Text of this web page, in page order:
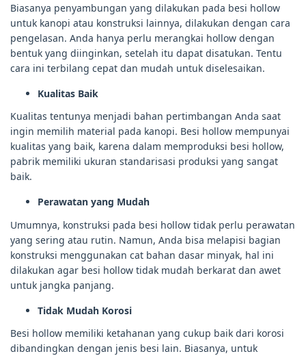
Biasanya penyambungan yang dilakukan pada besi hollow
untuk kanopi atau konstruksi lainnya, dilakukan dengan cara
pengelasan. Anda hanya perlu merangkai hollow dengan
bentuk yang diinginkan, setelah itu dapat disatukan. Tentu
cara ini terbilang cepat dan mudah untuk diselesaikan.
Kualitas Baik
Kualitas tentunya menjadi bahan pertimbangan Anda saat
ingin memilih material pada kanopi. Besi hollow mempunyai
kualitas yang baik, karena dalam memproduksi besi hollow,
pabrik memiliki ukuran standarisasi produksi yang sangat
baik.
Perawatan yang Mudah
Umumnya, konstruksi pada besi hollow tidak perlu perawatan
yang sering atau rutin. Namun, Anda bisa melapisi bagian
konstruksi menggunakan cat bahan dasar minyak, hal ini
dilakukan agar besi hollow tidak mudah berkarat dan awet
untuk jangka panjang.
Tidak Mudah Korosi
Besi hollow memiliki ketahanan yang cukup baik dari korosi
dibandingkan dengan jenis besi lain. Biasanya, untuk